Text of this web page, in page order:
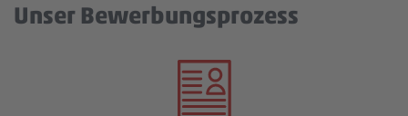
Unser Bewerbungsprozess